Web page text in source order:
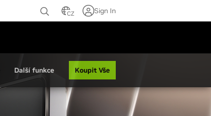
CZ Sign In
Další funkce Koupit Vše